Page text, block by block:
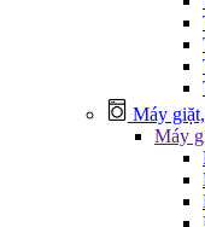
Máy
Máy